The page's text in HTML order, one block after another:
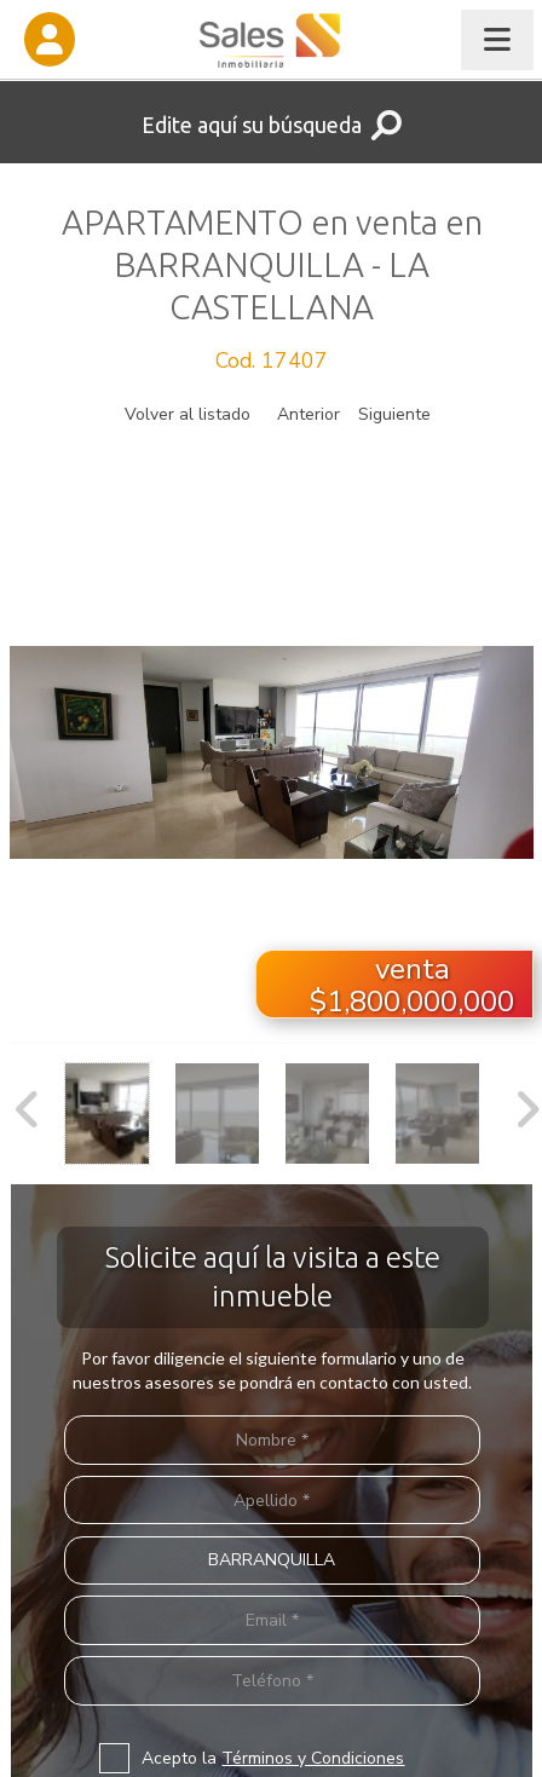
Edite aquí su búsqueda
APARTAMENTO en venta en
BARRANQUILLA - LA
CASTELLANA
Cod. 17407
Volver al listado Anterior Siguiente
venta
$1,800,000,000
Solicite aquí la visita a este
inmueble
Por favor diligencie el siguiente formulario y uno de
nuestros asesores se pondrá en contacto con usted.
Acepto laTérminos y Condiciones